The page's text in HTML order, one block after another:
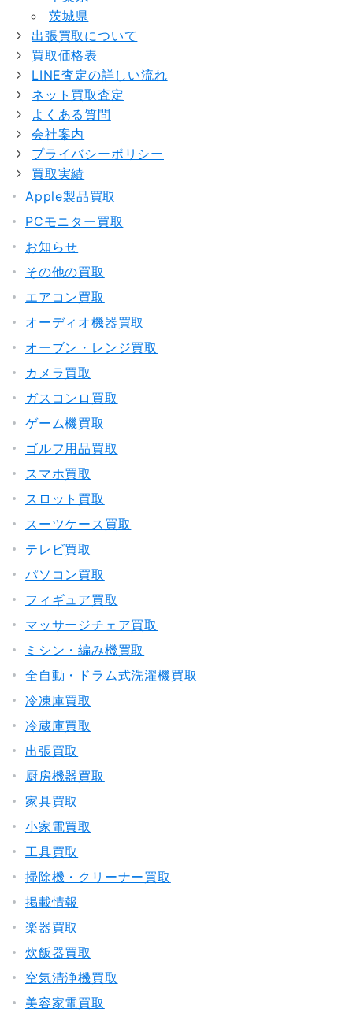
茨城県
出張買取について
買取価格表
LINE査定の詳しい流れ
ネット買取査定
よくある質問
会社案内
プライバシーポリシー
買取実績
Apple製品買取
PCモニター買取
お知らせ
その他の買取
エアコン買取
オーディオ機器買取
オーブン・レンジ買取
カメラ買取
ガスコンロ買取
ゲーム機買取
ゴルフ用品買取
スマホ買取
スロット買取
スーツケース買取
テレビ買取
パソコン買取
フィギュア買取
マッサージチェア買取
ミシン・編み機買取
全自動・ドラム式洗濯機買取
冷凍庫買取
冷蔵庫買取
出張買取
厨房機器買取
家具買取
小家電買取
工具買取
掃除機・クリーナー買取
掲載情報
楽器買取
炊飯器買取
空気清浄機買取
美容家電買取